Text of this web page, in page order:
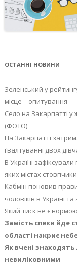
ОСТАННІ НОВИНИ
Зеленський у
місце – опитування
Село на Закарпатті у
(ФОТО)
На Закарпатті
ґвалтуванні двох
В Україні
яких містах
Кабмін поновив
чоловіків в Україні
Який тиск не є
Замість спеки йде
області накриє
Як вчені знаходять
невиліковними